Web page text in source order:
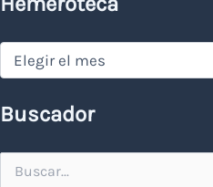
Hemeroteca
Buscador
por: